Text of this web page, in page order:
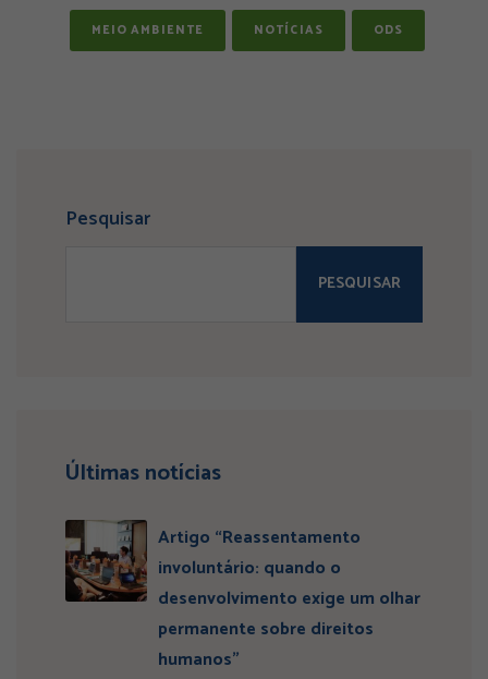
MEIO AMBIENTE NOTÍCIAS ODS
Pesquisar
PESQUISAR
Últimas notícias
Artigo “Reassentamento
involuntário: quando o
desenvolvimento exige um olhar
permanente sobre direitos
humanos”